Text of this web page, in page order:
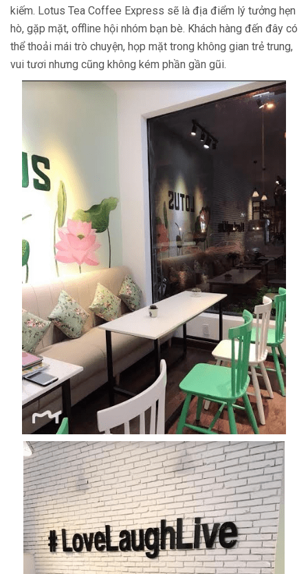
kiếm. Lotus Tea Coffee Express sẽ là địa điểm lý tưởng hẹn
hò, gặp mặt, offline hội nhóm bạn bè. Khách hàng đến đây có
thể thoải mái trò chuyện, họp mặt trong không gian trẻ trung,
vui tươi nhưng cũng không kém phần gần gũi.